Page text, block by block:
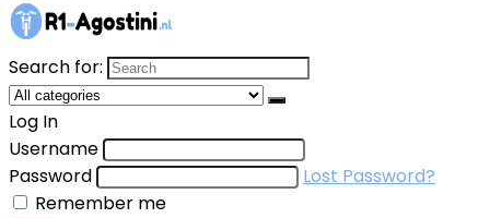
Search for:
Log In
Username
Password
Lost Password?
Remember me